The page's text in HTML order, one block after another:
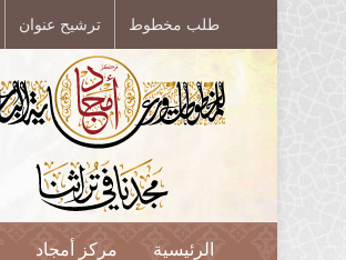
طلب مخطوط ترشيح عنوان
الرئيسية مركز أمجاد